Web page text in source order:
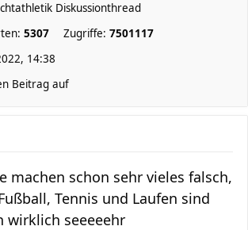
Diskussionthread
5307 Zugriffe: 7501117
14:38
Beitrag auf
machen schon sehr vieles falsch,
Tennis und Laufen sind
wirklich seeeeehr